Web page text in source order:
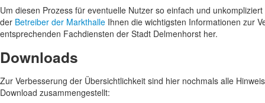
Um diesen Prozess für eventuelle Nutzer so einfach und
der Betreiber der Markthalle Ihnen die wichtigsten Informationen zur
entsprechenden Fachdiensten der Stadt Delmenhorst her.
Downloads
Zur Verbesserung der Übersichtlichkeit sind hier nochmals alle
Download zusammengestellt: